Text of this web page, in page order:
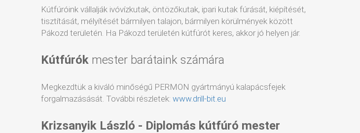
Kútfúróink vállalják ivóvízkutak, öntözőkutak, ipari kutak fúrását, kiépítését,
tisztítását, mélyítését bármilyen talajon, bármilyen körülmények között
Pákozd területén. Ha Pákozd területén kútfúrót keres, akkor jó helyen jár.
Kútfúrók mester barátaink számára
Megkezdtük a kiváló minőségű PERMON gyártmányú kalapácsfejek
forgalmazásását. További részletek: www.drill-bit.eu
Krizsanyik László - Diplomás kútfúró mester